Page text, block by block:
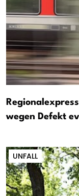
wegen Defekt
UNFALL